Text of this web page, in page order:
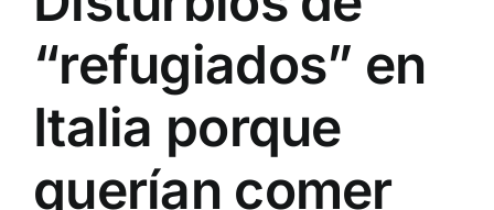
“refugiados” en
Italia porque
querían comer